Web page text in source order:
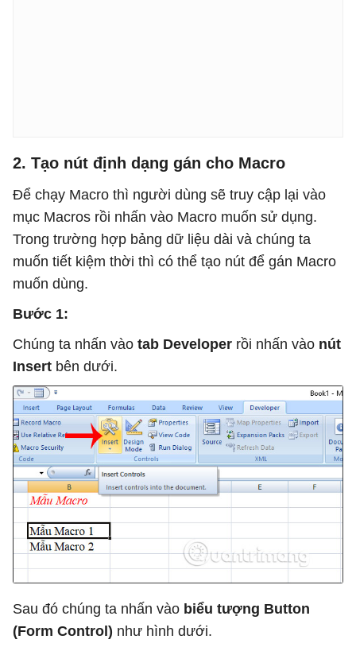
2. Tạo nút định dạng gán cho Macro
Để chạy Macro thì người dùng sẽ truy cập lại vào
mục Macros rồi nhấn vào Macro muốn sử dụng.
Trong trường hợp bảng dữ liệu dài và chúng ta
muốn tiết kiệm thời thì có thể tạo nút để gán Macro
muốn dùng.
Bước 1:
Chúng ta nhấn vào tab Developer rồi nhấn vào nút
Insert bên dưới.
Sau đó chúng ta nhấn vào biểu tượng Button
(Form Control) như hình dưới.